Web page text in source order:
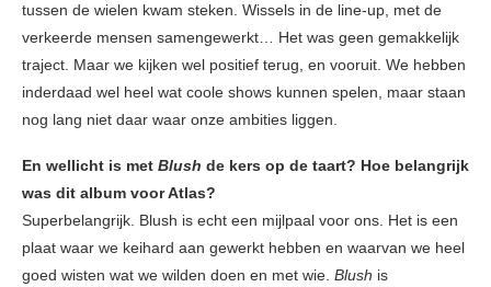
tussen de wielen kwam steken. Wissels in de line-up, met de
verkeerde mensen samengewerkt… Het was geen gemakkelijk
traject. Maar we kijken wel positief terug, en vooruit. We hebben
inderdaad wel heel wat coole shows kunnen spelen, maar staan
nog lang niet daar waar onze ambities liggen.
En wellicht is met Blush de kers op de taart? Hoe belangrijk
was dit album voor Atlas?
Superbelangrijk. Blush is echt een mijlpaal voor ons. Het is een
plaat waar we keihard aan gewerkt hebben en waarvan we heel
goed wisten wat we wilden doen en met wie. Blush is